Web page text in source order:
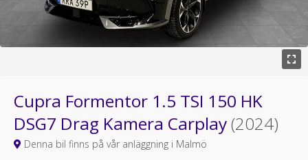
Cupra Formentor 1.5 TSI 150 HK
DSG7 Drag Kamera Carplay(2024)
Denna bil finns på vår anläggning i Malmö